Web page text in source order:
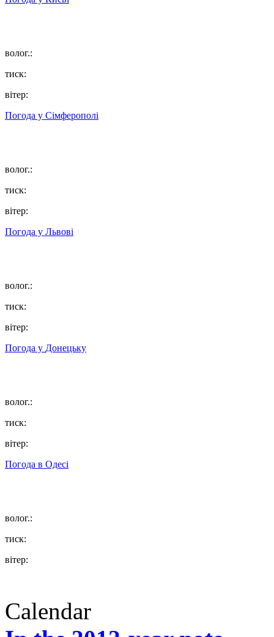
волог.:
тиск:
вітер:
Погода у Сімферополі
волог.:
тиск:
вітер:
Погода у Львові
волог.:
тиск:
вітер:
Погода у Донецьку
волог.:
тиск:
вітер:
Погода в Одесі
волог.:
тиск:
вітер:
Calendar